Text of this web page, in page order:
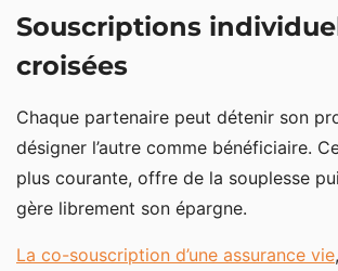
Souscriptions
croisées
Chaque partenaire peut détenir son
désigner l’autre comme bénéficiaire.
plus courante, offre de la souplesse
gère librement son épargne.
La co-souscription d’une assurance vie